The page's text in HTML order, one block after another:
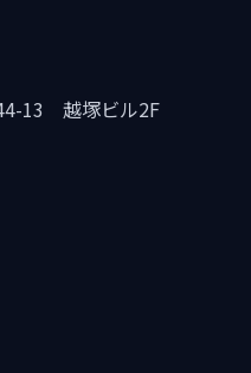
13 越塚ビル2F